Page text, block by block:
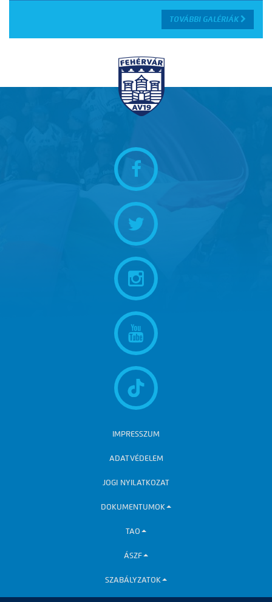
TOVÁBBI GALÉRIÁK
IMPRESSZUM
ADATVÉDELEM
JOGI NYILATKOZAT
DOKUMENTUMOK
TAO
ÁSZF
SZABÁLYZATOK